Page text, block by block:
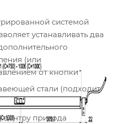
системой
устанавливать два
(или
от кнопки
стали (подходит
привода